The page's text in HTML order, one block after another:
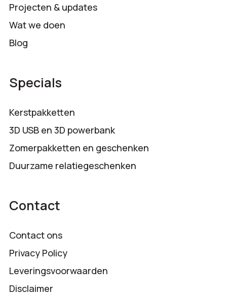
Projecten & updates
Wat we doen
Blog
Specials
Kerstpakketten
3D USB en 3D powerbank
Zomerpakketten en geschenken
Duurzame relatiegeschenken
Contact
Contact ons
Privacy Policy
Leveringsvoorwaarden
Disclaimer